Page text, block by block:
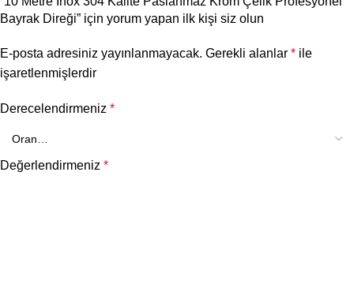
Bayrak Direği” için yorum yapan ilk kişi siz olun
E-posta adresiniz yayınlanmayacak. Gerekli alanlar * ile
işaretlenmişlerdir
Derecelendirmeniz *
Değerlendirmeniz *